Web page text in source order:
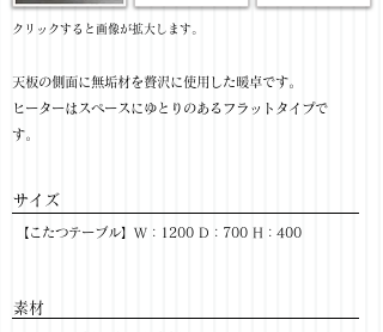
​クリックすると画像が拡大します。
天板の側面に無垢材を贅沢に使用した暖卓です。
ヒーターはスペースにゆとりのあるフラットタイプで
す。
サイズ
【こたつテーブル】W：1200 D：700 H：400
​素材